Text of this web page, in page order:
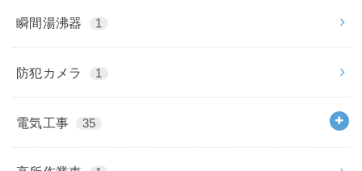
瞬間湯沸器 1
防犯カメラ 1
電気工事 35